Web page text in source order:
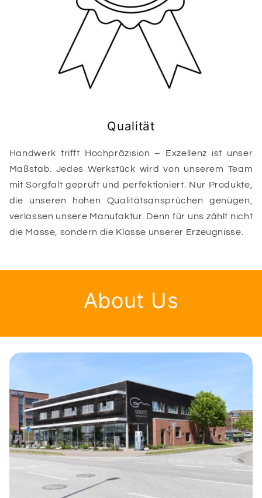
Qualität
Handwerk trifft Hochpräzision – Exzellenz ist unser
Maßstab. Jedes Werkstück wird von unserem Team
mit Sorgfalt geprüft und perfektioniert. Nur Produkte,
die unseren hohen Qualitätsansprüchen genügen,
verlassen unsere Manufaktur. Denn für uns zählt nicht
die Masse, sondern die Klasse unserer Erzeugnisse.
About Us